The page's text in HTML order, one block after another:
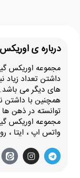
درباره ی
داشتن تعداد زیاد
همچنین با داشتن
توانسته در ذهن
مجموعه اوریکس
واتس اپ ، ایتا ،